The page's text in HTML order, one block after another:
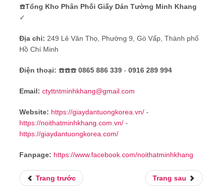
☎️Tổng Kho Phân Phối Giấy Dán Tường Minh Khang
✓
Địa chỉ: 249 Lê Văn Thọ, Phường 9, Gò Vấp, Thành phố
Hồ Chí Minh
Điện thoại: ☎️☎️☎️ 0865 886 339 - 0916 289 994
Email: ctyttntminhkhang@gmail.com
Website: https://giaydantuongkorea.vn/ -
https://noithatminhkhang.com.vn/ -
https://giaydantuongkorea.com/
Fanpage: https://www.facebook.com/noithatminhkhang
Trang trước Trang sau